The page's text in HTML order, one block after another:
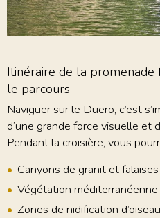
Itinéraire de la
le parcours
Naviguer sur le Duero, c’est
d’une grande force visuelle et
Pendant la croisière, vous
Canyons de granit et
Végétation
Zones de nidification